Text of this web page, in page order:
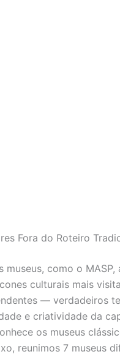
Fora do Roteiro
como o MASP,
culturais mais
— verdadeiros
e criatividade da
os museus
reunimos 7 museus